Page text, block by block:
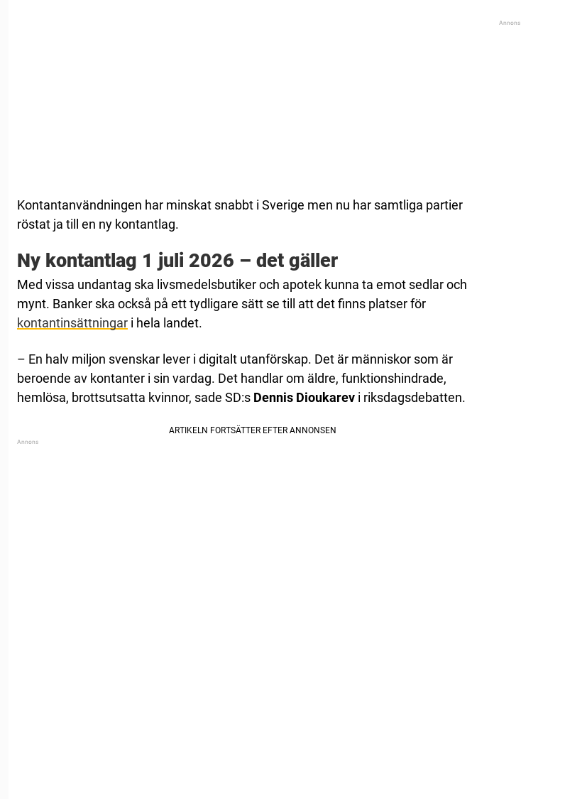
Kontantanvändningen har minskat snabbt i Sverige men nu har samtliga partier
röstat ja till en ny kontantlag.
Ny kontantlag 1 juli 2026 – det gäller
Med vissa undantag ska livsmedelsbutiker och apotek kunna ta emot sedlar och
mynt. Banker ska också på ett tydligare sätt se till att det finns platser för
kontantinsättningar i hela landet.
– En halv miljon svenskar lever i digitalt utanförskap. Det är människor som är
beroende av kontanter i sin vardag. Det handlar om äldre, funktionshindrade,
hemlösa, brottsutsatta kvinnor, sade SD:s Dennis Dioukarev i riksdagsdebatten.